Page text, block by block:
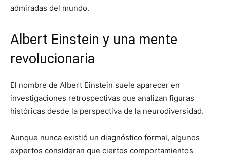
admiradas del mundo.
Albert Einstein y una mente
revolucionaria
El nombre de Albert Einstein suele aparecer en
investigaciones retrospectivas que analizan figuras
históricas desde la perspectiva de la neurodiversidad.
Aunque nunca existió un diagnóstico formal, algunos
expertos consideran que ciertos comportamientos